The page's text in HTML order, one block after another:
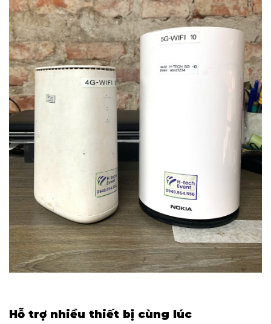
Hỗ trợ nhiều thiết bị cùng lúc